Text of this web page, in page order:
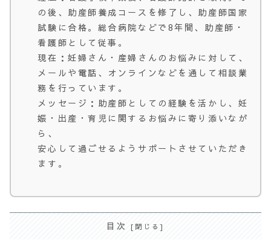
の後、助産師養成コースを修了し、助産師国家
試験に合格。総合病院などで8年間、助産師・
看護師として従事。
現在：妊婦さん・産婦さんのお悩みに対して、
メールや電話、オンラインなどを通して相談業
務を行っています。
メッセージ：助産師としての経験を活かし、妊
娠・出産・育児に関するお悩みに寄り添いなが
ら、
安心して過ごせるようサポートさせていただき
ます。
目次